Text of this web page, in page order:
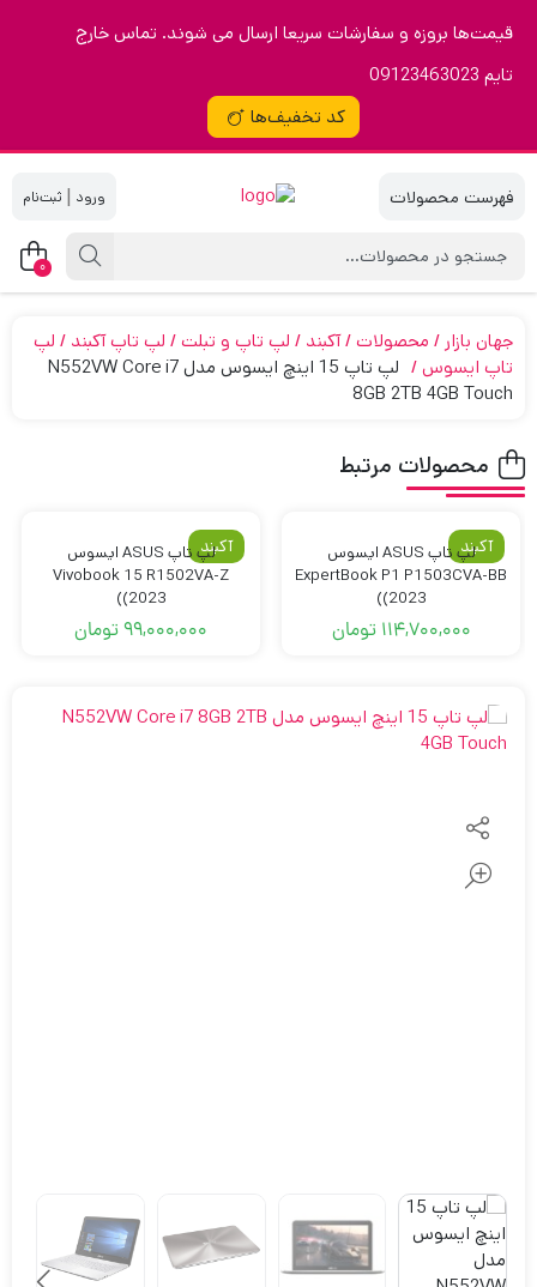
قیمت‌ها بروزه و سفارشات سریعا ارسال می شوند. تماس خارج
تایم 09123463023
کد تخفیف‌ها
|
0
جهان بازار محصولات آکبند لپ تاپ و تبلت لپ تاپ آکبند
لپ
تاپ ایسوس
لپ تاپ 15 اینچ ایسوس مدل N552VW Core i7
8GB 2TB 4GB Touch
محصولات مرتبط
آکبند
لپ تاپ ASUS ایسوس
ExpertBook P1 P1503CVA-BB
(2023)
114,700,000 تومان
آکبند
لپ تاپ ASUS ایسوس
Vivobook 15 R1502VA-Z
(2023)
99,000,000تومان